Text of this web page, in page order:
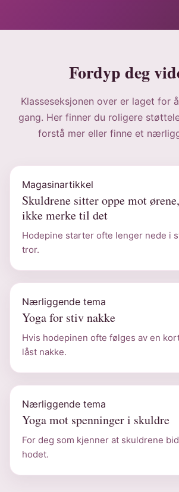
Fordyp deg
Klasseseksjonen over er laget for
gang. Her finner du roligere
forstå mer eller finne et
Magasinartikkel
Skuldrene sitter oppe mot
ikke merke til det
Hodepine starter ofte lenger nede i
tror.
Nærliggende tema
Yoga for stiv nakke
Hvis hodepinen ofte følges av en
låst nakke.
Nærliggende tema
Yoga mot spenninger i skuldre
For deg som kjenner at skuldrene
hodet.